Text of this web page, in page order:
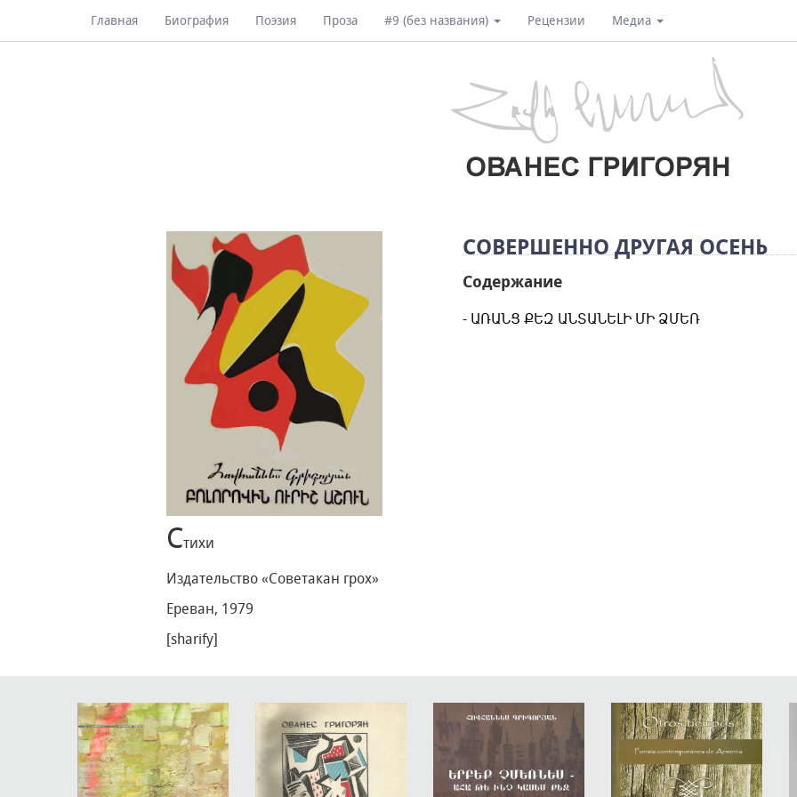
Главная Биография Поэзия Проза #9 (без названия) Рецензии Медиа
Стихи
Издательство «Советакан грох»
Ереван, 1979
[sharify]
СОВЕРШЕННО ДРУГАЯ ОСЕНЬ
Содержание
ԱՌԱՆՑ ՔԵԶ ԱՆՏԱՆԵԼԻ ՄԻ ՁՄԵՌ